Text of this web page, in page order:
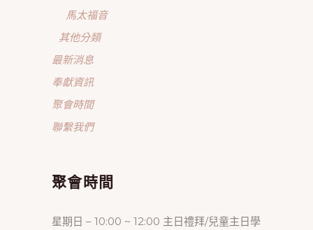
馬太福音
其他分類
最新消息
奉獻資訊
聚會時間
聯繫我們
聚會時間
星期日 – 10:00 ~ 12:00 主日禮拜/兒童主日學